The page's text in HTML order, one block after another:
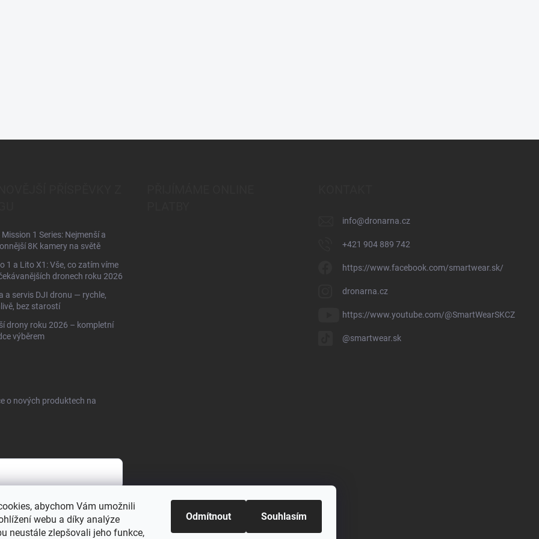
abychom Vám umožnili
webu a díky analýze
neustále zlepšovali jeho funkce,
Odmítnout Souhlasím
1 Series: Nejmenší a
8K kamery na světě
1 a Lito X1: Vše, co zatím víme
dronech roku 2026
a servis DJI dronu — rychle,
bez starostí
drony roku 2026 – kompletní
výběrem
info@dronarna.cz
+421 904 889 742
https://www.facebook.com/smartwear.sk/
dronarna.cz
https://www.youtube.com/@SmartWearSKCZ
@smartwear.sk
o nových produktech na
údajů